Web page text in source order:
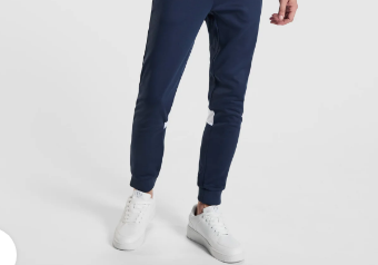
Clic para ampliar